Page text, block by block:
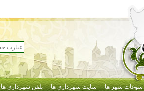
سوغات شهر ها سایت شهرداری ها تلفن شهرداری ها